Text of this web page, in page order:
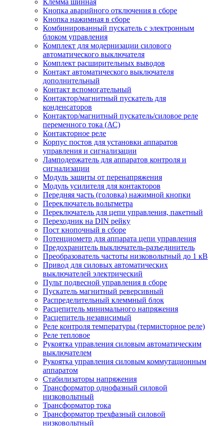
Клемма шинная
Кнопка аварийного отключения в сборе
Кнопка нажимная в сборе
Комбинированный пускатель с электронным
блоком управления
Комплект для модернизации силового
автоматического выключателя
Комплект расширительных выводов
Контакт автоматического выключателя
дополнительный
Контакт вспомогательный
Контактор/магнитный пускатель для
конденсаторов
Контактор/магнитный пускатель/силовое реле
переменного тока (АС)
Контакторное реле
Корпус постов для установки аппаратов
управления и сигнализации
Ламподержатель для аппаратов контроля и
сигнализации
Модуль защиты от перенапряжения
Модуль усилителя для контакторов
Передняя часть (головка) нажимной кнопки
Переключатель вольтметра
Переключатель для цепи управления, пакетный
Переходник на DIN рейку
Пост кнопочный в сборе
Потенциометр для аппарата цепи управления
Предохранитель выключатель-разъединитель
Преобразователь частоты низковольтный до 1 кВ
Привод для силовых автоматических
выключателей электрический
Пульт подвесной управления в сборе
Пускатель магнитный реверсивный
Распределительный клеммный блок
Расцепитель минимального напряжения
Расцепитель независимый
Реле контроля температуры (термисторное реле)
Реле тепловое
Рукоятка управления силовым автоматическим
выключателем
Рукоятка управления силовым коммутационным
аппаратом
Стабилизаторы напряжения
Трансформатор однофазный силовой
низковольтный
Трансформатор тока
Трансформатор трехфазный силовой
низковольтный